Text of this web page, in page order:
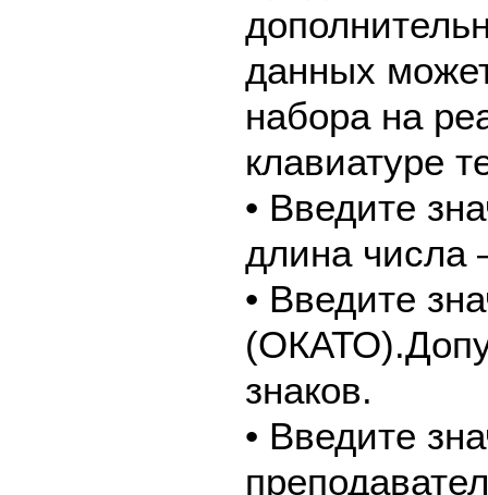
данных
набора на
клавиатуре
• Введите
длина числа
• Введите
знаков.
• Введите